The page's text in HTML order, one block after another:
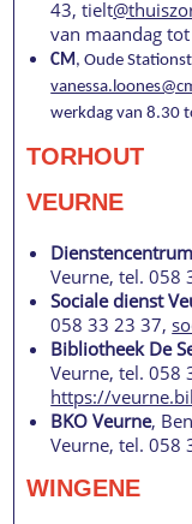
43, tielt
van maandag
CM , Oude
werkdag van 8.30
TORHOUT
VEURNE
Veurne, tel. 058
Sociale dienst
058 33 23 37,
Bibliotheek De
Veurne, tel. 058
https://
BKO Veurne,
Veurne, tel. 058
WINGENE